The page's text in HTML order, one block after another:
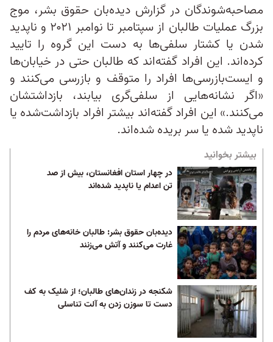
مصاحبه‌شوندگان در گزارش دیده‌بان حقوق بشر، موج
بزرگ عملیات طالبان از سپتامبر تا نوامبر ۲۰۲۱ و ناپدید
شدن یا کشتار سلفی‎‌ها به دست این گروه را تایید
کرده‌اند. این افراد گفته‌اند که طالبان حتی در خیابان‌ها
و ایست‌‌بازرسی‌ها افراد را متوقف و بازرسی می‌کنند و
«اگر نشانه‌هایی از سلفی‌گری بیابند، بازداشتشان
می‌کنند.» این افراد گفته‌اند بیشتر افراد بازداشت‌شده یا
ناپدید شده یا سر بریده شده‌اند.
بیشتر بخوانید
در چهار استان افغانستان، بیش از صد
تن اعدام یا ناپدید شده‌اند
دیده‌بان حقوق بشر: طالبان خانه‌های مردم را
غارت می‌کنند و آتش می‌زنند
شکنجه در زندان‌های طالبان؛ از شلیک به کف
دست تا سوزن زدن به آلت تناسلی